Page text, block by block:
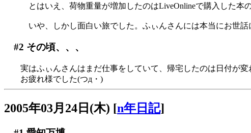
とはいえ、荷物重量が増加したのはLiveOnlineで購入した本
いや、しかし面白い旅でした。ふぃんさんには本当にお世話
#2 その頃、、、
実はふぃんさんはまだ仕事をしていて、帰宅したのは日付が変
お疲れ様でした(つд・)
2005年03月24日(木) [n年日記]